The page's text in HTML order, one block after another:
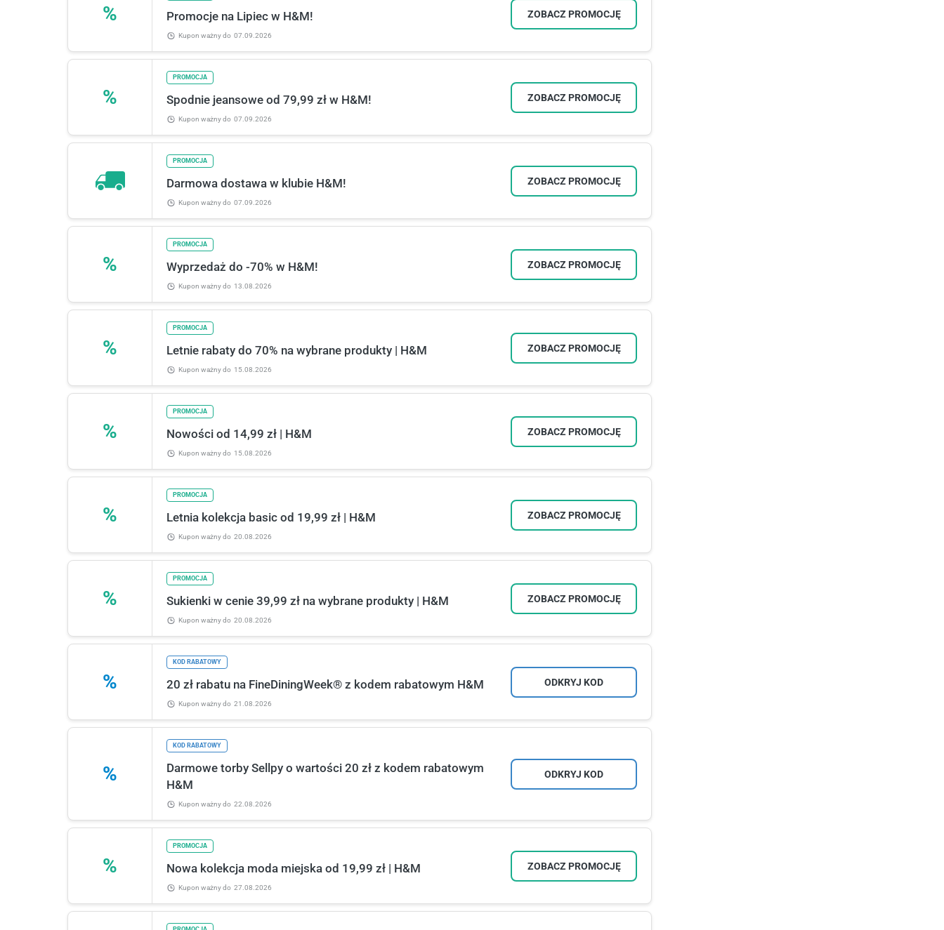
% Promocje na Lipiec w H&M!
Kupon ważnydo 07.09.2026
ZOBACZ PROMOCJĘ
%
PROMOCJA
Spodnie jeansowe od 79,99 zł w H&M!
Kupon ważnydo 07.09.2026
ZOBACZ PROMOCJĘ
PROMOCJA
Darmowa dostawa w klubie H&M!
Kupon ważnydo 07.09.2026
ZOBACZ PROMOCJĘ
%
PROMOCJA
Wyprzedaż do -70% w H&M!
Kupon ważnydo 13.08.2026
ZOBACZ PROMOCJĘ
%
PROMOCJA
Letnie rabaty do 70% na wybrane produkty | H&M
Kupon ważnydo 15.08.2026
ZOBACZ PROMOCJĘ
%
PROMOCJA
Nowości od 14,99 zł | H&M
Kupon ważnydo 15.08.2026
ZOBACZ PROMOCJĘ
%
PROMOCJA
Letnia kolekcja basic od 19,99 zł | H&M
Kupon ważnydo 20.08.2026
ZOBACZ PROMOCJĘ
%
PROMOCJA
Sukienki w cenie 39,99 zł na wybrane produkty | H&M
Kupon ważnydo 20.08.2026
ZOBACZ PROMOCJĘ
%
KOD RABATOWY
20 zł rabatu na FineDiningWeek® z kodem rabatowym H&M
Kupon ważnydo 21.08.2026
ODKRYJ KOD
%
KOD RABATOWY
Darmowe torby Sellpy o wartości 20 zł z kodem rabatowym
H&M
Kupon ważnydo 22.08.2026
ODKRYJ KOD
%
PROMOCJA
Nowa kolekcja moda miejska od 19,99 zł | H&M
Kupon ważnydo 27.08.2026
ZOBACZ PROMOCJĘ